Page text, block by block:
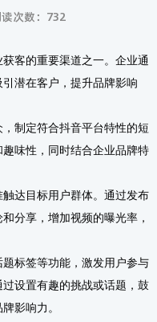
次数：732
客的重要渠道之一。企业通
潜在客户，提升品牌影响
制定符合抖音平台特性的短
味性，同时结合企业品牌特
达目标用户群体。通过发布
分享，增加视频的曝光率，
标签等功能，激发用户参与
设置有趣的挑战或话题，鼓
影响力。